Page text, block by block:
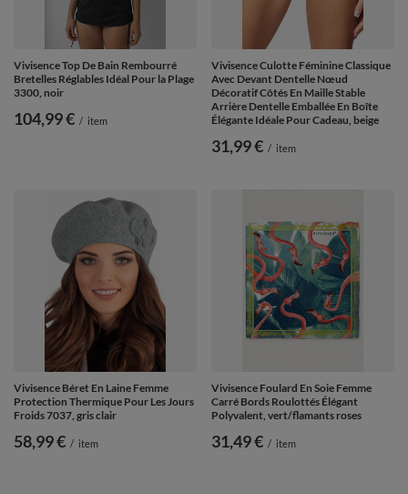
Vivisence Top De Bain Rembourré
Bretelles Réglables Idéal Pour la Plage
3300, noir
104,99 € / item
Vivisence Culotte Féminine Classique
Avec Devant Dentelle Nœud
Décoratif Côtés En Maille Stable
Arrière Dentelle Emballée En Boîte
Élégante Idéale Pour Cadeau, beige
31,99 € / item
Vivisence Béret En Laine Femme
Protection Thermique Pour Les Jours
Froids 7037, gris clair
58,99 € / item
Vivisence Foulard En Soie Femme
Carré Bords Roulottés Élégant
Polyvalent, vert/flamants roses
31,49 € / item